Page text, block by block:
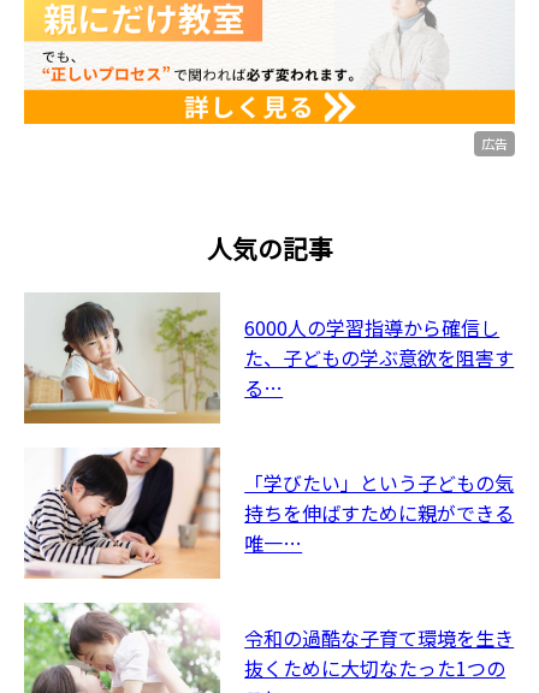
広告
人気の記事
6000人の学習指導から確信し
た、子どもの学ぶ意欲を阻害す
る…
「学びたい」という子どもの気
持ちを伸ばすために親ができる
唯一…
令和の過酷な子育て環境を生き
抜くために大切なたった1つの